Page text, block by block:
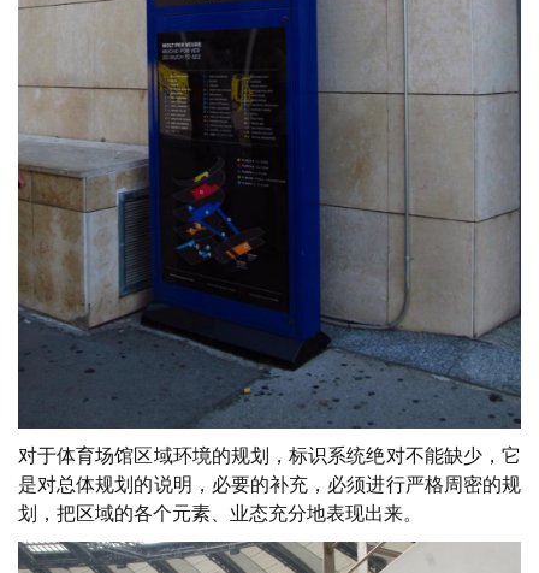
对于体育场馆区域环境的规划，标识系统绝对不能缺少，它
是对总体规划的说明，必要的补充，必须进行严格周密的规
划，把区域的各个元素、业态充分地表现出来。